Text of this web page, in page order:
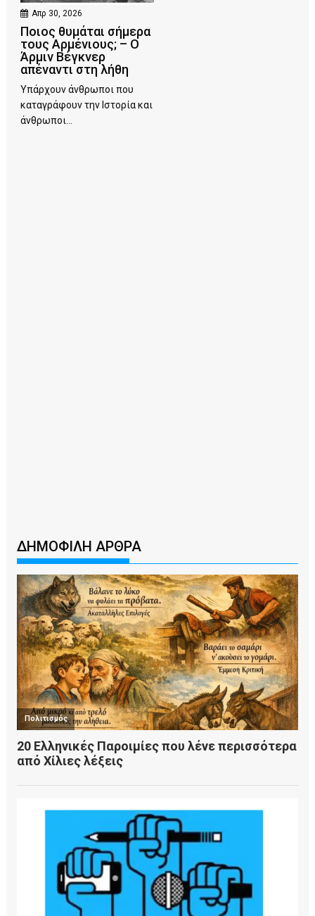
Απρ 30, 2026
Ποιος θυμάται σήμερα
τους Αρμένιους; – Ο
Άρμιν Βέγκνερ
απέναντι στη λήθη
Υπάρχουν άνθρωποι που
καταγράφουν την Ιστορία και
άνθρωποι...
ΔΗΜΟΦΙΛΗ ΑΡΘΡΑ